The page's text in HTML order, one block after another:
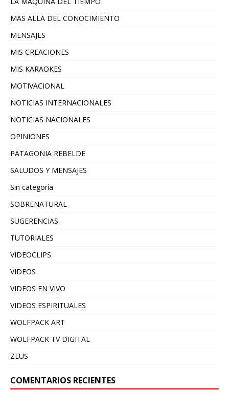
MAS ALLA DEL CONOCIMIENTO
MENSAJES
MIS CREACIONES
MIS KARAOKES
MOTIVACIONAL
NOTICIAS INTERNACIONALES
NOTICIAS NACIONALES
OPINIONES
PATAGONIA REBELDE
SALUDOS Y MENSAJES
Sin categoría
SOBRENATURAL
SUGERENCIAS
TUTORIALES
VIDEOCLIPS
VIDEOS
VIDEOS EN VIVO
VIDEOS ESPIRITUALES
WOLFPACK ART
WOLFPACK TV DIGITAL
ZEUS
COMENTARIOS RECIENTES